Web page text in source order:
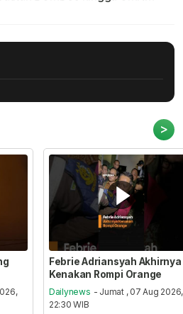
>
Febrie Adriansyah Akhirnya
Kenakan Rompi Orange
Dailynews - Jumat , 07 Aug 2026,
22:30 WIB